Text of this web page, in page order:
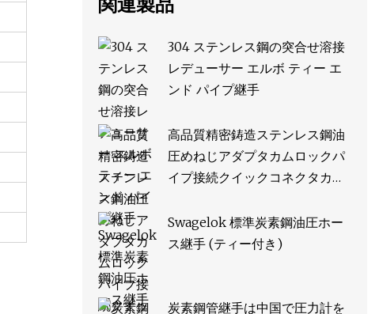
304 ステンレス鋼の突合せ溶接
レデューサー エルボ ティー エ
ンド パイプ継手
高品質精密鋳造ステンレス鋼油
圧めねじアダプタカムロックパ
イプ接続クイックコネクタカッ
手
Swagelok 標準炭素鋼油圧ホー
ス継手 (ティー付き)
炭素鋼管継手は中国で圧力計を